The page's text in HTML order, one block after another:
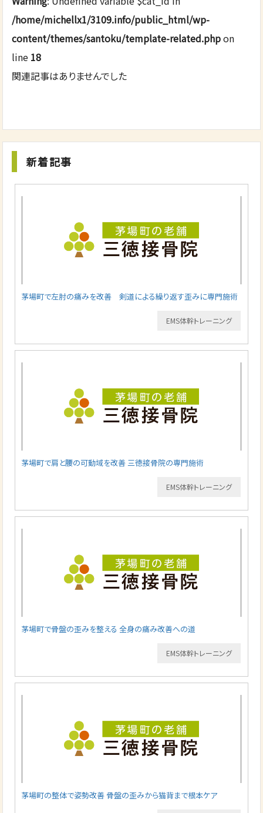
/home/michellx1/3109.info/public_html/wp-
content/themes/santoku/template-related.phpon
line 18
関連記事はありませんでした
新着記事
茅場町で左肘の痛みを改善 剣道による繰り返す歪みに専門施術
EMS体幹トレーニング
茅場町で肩と腰の可動域を改善 三徳接骨院の専門施術
EMS体幹トレーニング
茅場町で骨盤の歪みを整える 全身の痛み改善への道
EMS体幹トレーニング
茅場町の整体で姿勢改善 骨盤の歪みから猫背まで根本ケア